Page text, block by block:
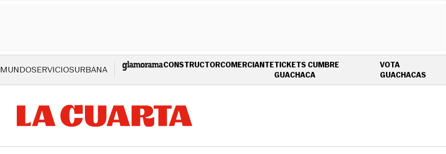
MUNDOSERVICIOSURBANA CONSTRUCTORCOMERCIANTETICKETS CUMBRE
GUACHACAOPENS IN NEW WINDOW
VOTA
GUACHACAS